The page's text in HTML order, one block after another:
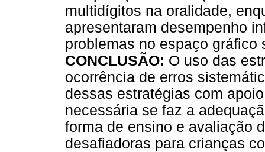
multidígitos na oralidade,
apresentaram desempenho
problemas no espaço gráfico
CONCLUSÃO: O uso das
ocorrência de erros
dessas estratégias com
necessária se faz a
forma de ensino e avaliação
desafiadoras para crianças